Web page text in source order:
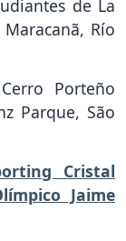
de La
Río
Porteño
Parque, São
Cristal
Jaime